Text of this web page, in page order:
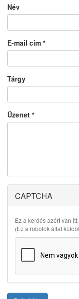
Név
E-mail cím *
Tárgy
Üzenet *
CAPTCHA
Ez a kérdés azért van
(Ez a robotok által